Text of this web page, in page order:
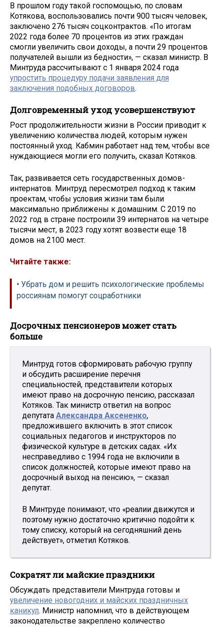
В прошлом году такой госпомощью, по словам
Котякова, воспользовались почти 900 тысяч человек,
заключено 276 тысяч соцконтрактов. «По итогам
2022 года более 70 процентов из этих граждан
смогли увеличить свои доходы, а почти 29 процентов
получателей вышли из бедности», — сказал министр. В
Минтруда рассчитывают с 1 января 2024 года
упростить процедуру подачи заявления для
заключения подобных договоров.
Долговременный уход усовершенствуют
Рост продолжительности жизни в России приводит к
увеличению количества людей, которым нужен
постоянный уход. Кабмин работает над тем, чтобы все
нуждающиеся могли его получить, сказал Котяков.
Так, развивается сеть государственных домов-
интернатов. Минтруд пересмотрел подход к таким
проектам, чтобы условия жизни там были
максимально приближены к домашним. С 2019 по
2022 год в стране построили 39 интернатов на четыре
тысячи мест, в 2023 году хотят возвести еще 18
домов на 2100 мест.
Читайте также:
• Убрать дом и решить психологические проблемы
россиянам помогут соцработники
Досрочных пенсионеров может стать
больше
Минтруд готов сформировать рабочую группу
и обсудить расширение перечня
специальностей, представители которых
имеют право на досрочную пенсию, рассказал
Котяков. Так министр ответил на вопрос
депутата Александра Аксененко,
предложившего включить в этот список
социальных педагогов и инструкторов по
физической культуре в детских садах. «Их
несправедливо с 1994 года не включили в
список должностей, которые имеют право на
досрочный выход на пенсию», — сказал
депутат.
В Минтруде понимают, что «реалии движутся и
поэтому нужно достаточно критично подойти к
тому списку, который на сегодняшний день
действует», отметил Котяков.
Сократят ли майские праздники
Обсуждать представители Минтруда готовы и
увеличение новогодних и майских праздничных
каникул. Министр напомнил, что в действующем
законодательстве закреплено количество